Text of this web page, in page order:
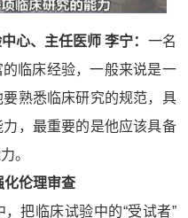
心、主任医师 李宁： 一名
临床经验，一般来说是一
熟悉临床研究的规范，具
，最重要的是他应该具备
。
化伦理审查
把临床试验中的“受试者”